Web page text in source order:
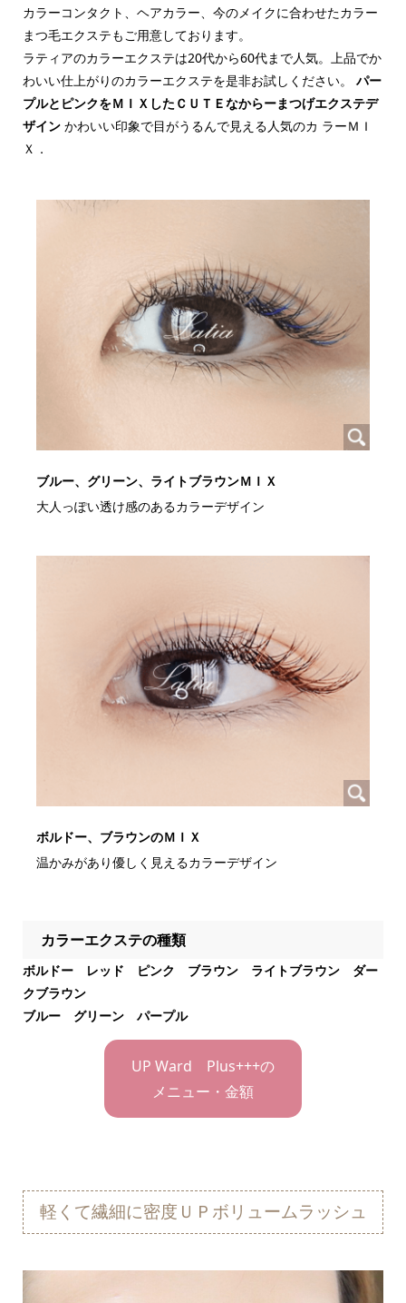
カラーコンタクト、ヘアカラー、今のメイクに合わせたカラー
まつ毛エクステもご用意しております。
ラティアのカラーエクステは20代から60代まで人気。上品でか
わいい仕上がりのカラーエクステを是非お試しください。 パー
プルとピンクをＭＩＸしたＣＵＴＥなからーまつげエクステデ
ザインかわいい印象で目がうるんで見える人気のカ ラーＭＩ
Ｘ．
ブルー、グリーン、ライトブラウンＭＩＸ
大人っぽい透け感のあるカラーデザイン
ボルドー、ブラウンのＭＩＸ
温かみがあり優しく見えるカラーデザイン
カラーエクステの種類
ボルドー レッド ピンク ブラウン ライトブラウン ダー
クブラウン
ブルー グリーン パープル
UP Ward Plus+++の
メニュー・金額
軽くて繊細に密度ＵＰボリュームラッシュ